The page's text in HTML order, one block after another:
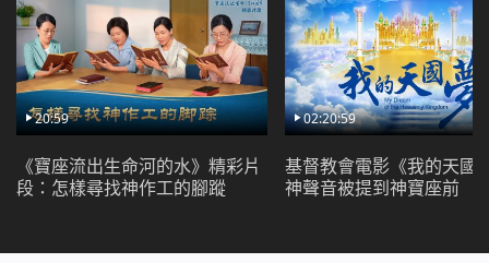
20:59
《寶座流出生命河的水》精彩片
段：怎樣尋找神作工的腳蹤
02:20:59
基督教會電影《我的天國
神聲音被提到神寶座前